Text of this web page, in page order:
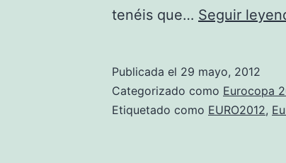
tenéis que… Seguir
Publicada el 29 mayo, 2012
Categorizado como Eurocopa
Etiquetado como EURO2012,